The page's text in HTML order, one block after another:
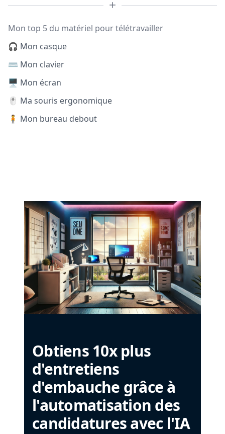
Mon top 5 du matériel pour télétravailler
🎧 Mon casque
⌨️ Mon clavier
🖥️ Mon écran
🖱️ Ma souris ergonomique
🧍 Mon bureau debout
Obtiens 10x plus
d'entretiens
d'embauche grâce à
l'automatisation des
candidatures avec l'IA